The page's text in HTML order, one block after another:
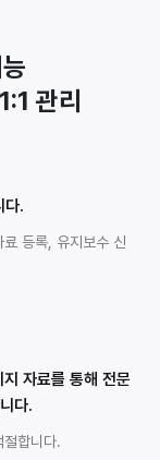
관리
다.
등록, 유지보수 신
자료를 통해 전문
다.
합니다.